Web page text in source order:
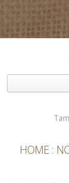
HOME